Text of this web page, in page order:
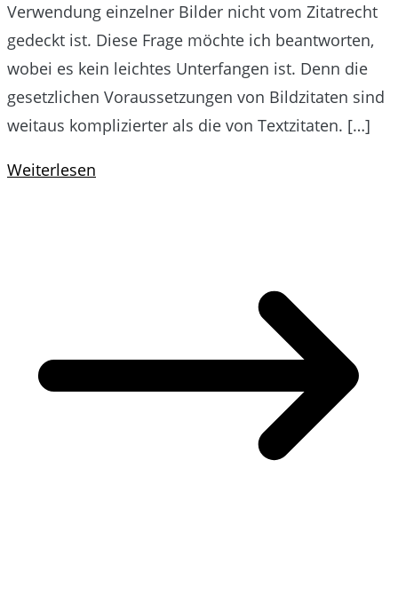
Verwendung einzelner Bilder nicht vom Zitatrecht
gedeckt ist. Diese Frage möchte ich beantworten,
wobei es kein leichtes Unterfangen ist. Denn die
gesetzlichen Voraussetzungen von Bildzitaten sind
weitaus komplizierter als die von Textzitaten. […]
Weiterlesen